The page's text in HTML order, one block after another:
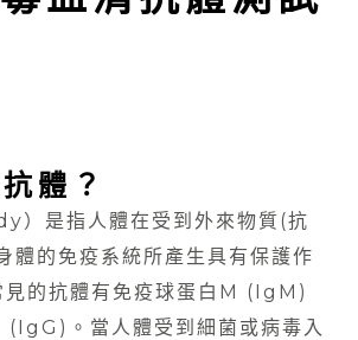
體？
）是指人體在受到外來物質(抗
體的免疫系統所產生具有保護作
見的抗體有免疫球蛋白M (IgM)
(IgG)。當人體受到細菌或病毒入